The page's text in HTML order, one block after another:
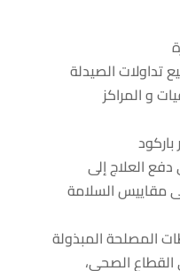
تداولاتالصيدلة
و المراكز
باركود
دفعالعلاجإلى
مقاييسالسلامة
المصلحةالمبذولة
الصحي،